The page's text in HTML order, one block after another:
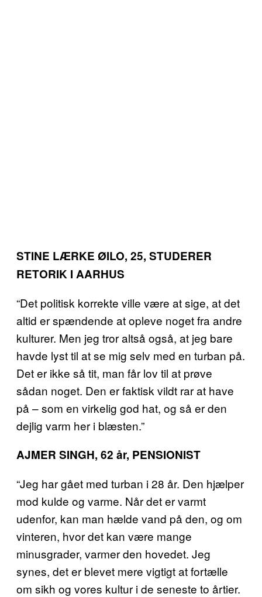
STINE LÆRKE ØILO, 25, STUDERER
RETORIK I AARHUS
“Det politisk korrekte ville være at sige, at det
altid er spændende at opleve noget fra andre
kulturer. Men jeg tror altså også, at jeg bare
havde lyst til at se mig selv med en turban på.
Det er ikke så tit, man får lov til at prøve
sådan noget. Den er faktisk vildt rar at have
på – som en virkelig god hat, og så er den
dejlig varm her i blæsten.”
AJMER SINGH, 62 år, PENSIONIST
“Jeg har gået med turban i 28 år. Den hjælper
mod kulde og varme. Når det er varmt
udenfor, kan man hælde vand på den, og om
vinteren, hvor det kan være mange
minusgrader, varmer den hovedet. Jeg
synes, det er blevet mere vigtigt at fortælle
om sikh og vores kultur i de seneste to årtier.